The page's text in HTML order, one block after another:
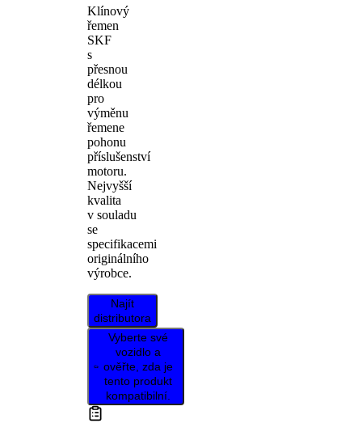
Klínový
řemen
SKF
s
přesnou
délkou
pro
výměnu
řemene
pohonu
příslušenství
motoru.
Nejvyšší
kvalita
v souladu
se
specifikacemi
originálního
výrobce.
Najít
distributora
Vyberte své
vozidlo a
ověřte, zda je
tento produkt
kompatibilní.